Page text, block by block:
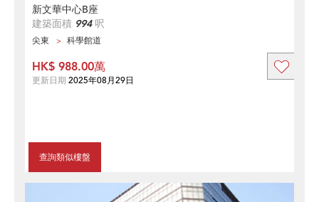
新文華中心B座
建築面積 994呎
尖東 科學館道
查詢類似樓盤
HK$ 988.00萬
更新日期 2025年08月29日